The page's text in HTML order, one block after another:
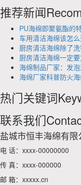
推荐新闻
PU海绵即聚氨酯的
车用清洁海绵该怎
厨房清洁海绵除了
厨房清洁海绵一定
海绵制品厂家：发
海绵厂家科普防火
热门关键词
联系我们
盐城市恒丰海绵有限
电 话：xxxx-00000000
传 真：xxxx-000000
邮 箱：xxxxx.cn